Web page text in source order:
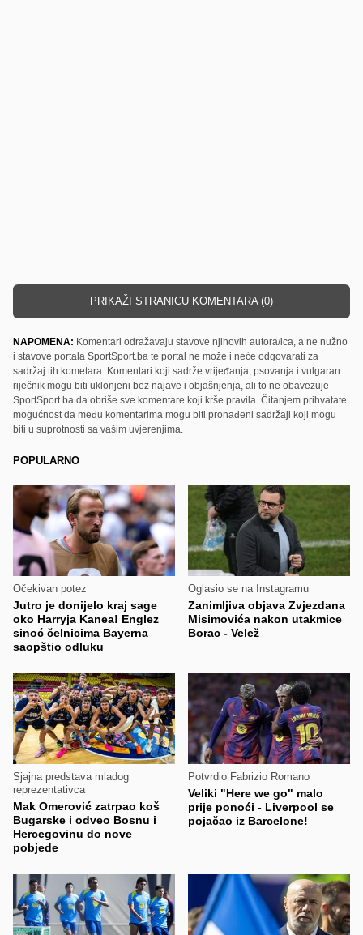
PRIKAŽI STRANICU KOMENTARA (0)
NAPOMENA: Komentari odražavaju stavove njihovih autora/ica, a ne nužno
i stavove portala SportSport.ba te portal ne može i neće odgovarati za
sadržaj tih kometara. Komentari koji sadrže vrijeđanja, psovanja i vulgaran
riječnik mogu biti uklonjeni bez najave i objašnjenja, ali to ne obavezuje
SportSport.ba da obriše sve komentare koji krše pravila. Čitanjem prihvatate
mogućnost da među komentarima mogu biti pronađeni sadržaji koji mogu
biti u suprotnosti sa vašim uvjerenjima.
POPULARNO
Očekivan potez
Jutro je donijelo kraj sage
oko Harryja Kanea! Englez
sinoć čelnicima Bayerna
saopštio odluku
Oglasio se na Instagramu
Zanimljiva objava Zvjezdana
Misimovića nakon utakmice
Borac - Velež
Sjajna predstava mladog
reprezentativca
Mak Omerović zatrpao koš
Bugarske i odveo Bosnu i
Hercegovinu do nove
pobjede
Potvrdio Fabrizio Romano
Veliki "Here we go" malo
prije ponoći - Liverpool se
pojačao iz Barcelone!